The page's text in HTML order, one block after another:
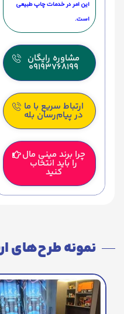
این امر در خدمات چاپ طبیعی
است.
مشاوره رایگان
09193768199
ارتباط سریع با ما
در پیام‌رسان بله
چرا برند مینی مال
را باید انتخاب
کنید
نمونه طرح‌های